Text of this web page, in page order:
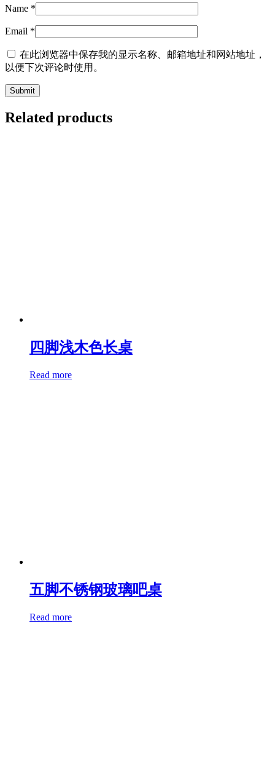
Name *
Email *
在此浏览器中保存我的显示名称、邮箱地址和网站地址，
以便下次评论时使用。
Related products
四脚浅木色长桌
Read more
五脚不锈钢玻璃吧桌
Read more